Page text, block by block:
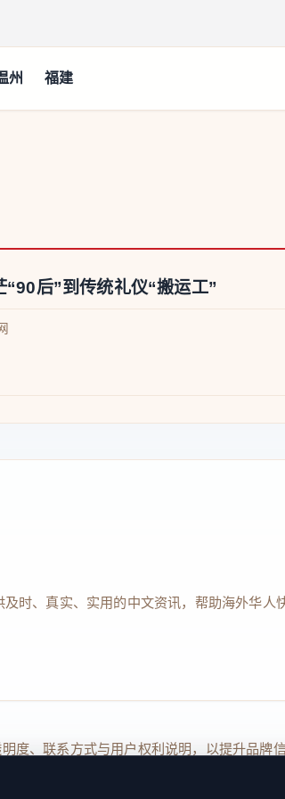
州 福建
后”到传统礼仪“搬运工”
时、真实、实用的中文资讯，帮助海外华人
度、联系方式与用户权利说明，以提升品牌